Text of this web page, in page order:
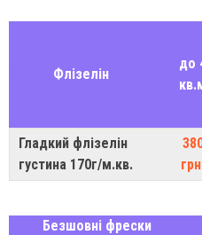
Флізелін
до
Гладкий флізелін
густина 170г/м.кв.
Безшовні фрески